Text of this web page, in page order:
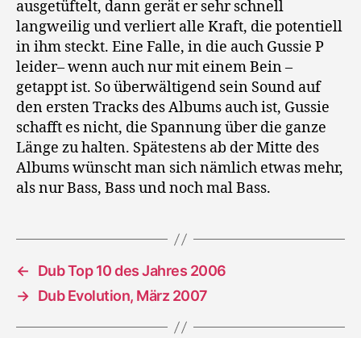
ausgetüftelt, dann gerät er sehr schnell
langweilig und verliert alle Kraft, die potentiell
in ihm steckt. Eine Falle, in die auch Gussie P
leider– wenn auch nur mit einem Bein –
getappt ist. So überwältigend sein Sound auf
den ersten Tracks des Albums auch ist, Gussie
schafft es nicht, die Spannung über die ganze
Länge zu halten. Spätestens ab der Mitte des
Albums wünscht man sich nämlich etwas mehr,
als nur Bass, Bass und noch mal Bass.
←
Dub Top 10 des Jahres 2006
→ Dub Evolution, März 2007